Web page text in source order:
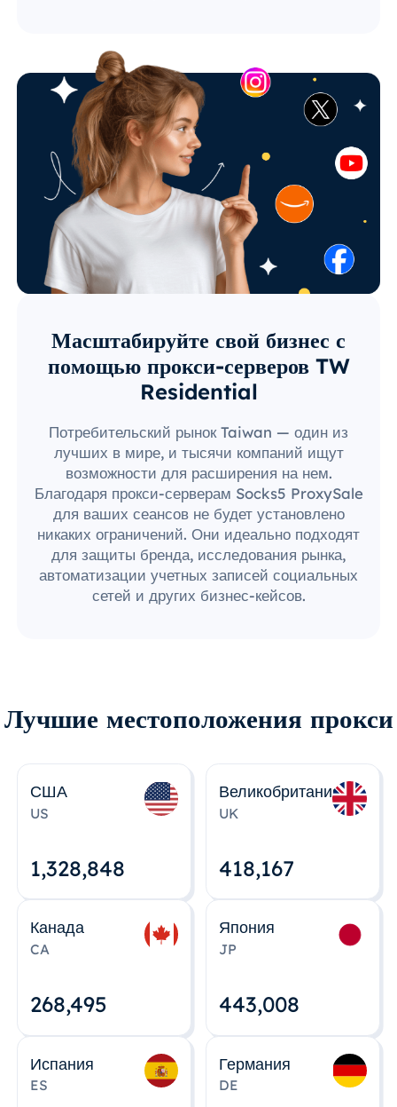
Масштабируйте свой бизнес с
помощью прокси-серверов TW
Residential
Потребительский рынок Taiwan — один из
лучших в мире, и тысячи компаний ищут
возможности для расширения на нем.
Благодаря прокси-серверам Socks5 ProxySale
для ваших сеансов не будет установлено
никаких ограничений. Они идеально подходят
для защиты бренда, исследования рынка,
автоматизации учетных записей социальных
сетей и других бизнес-кейсов.
Лучшие местоположения прокси
США
US
1,328,848
Великобритания
UK
418,167
Канада
CA
268,495
Япония
JP
443,008
Испания
ES
Германия
DE